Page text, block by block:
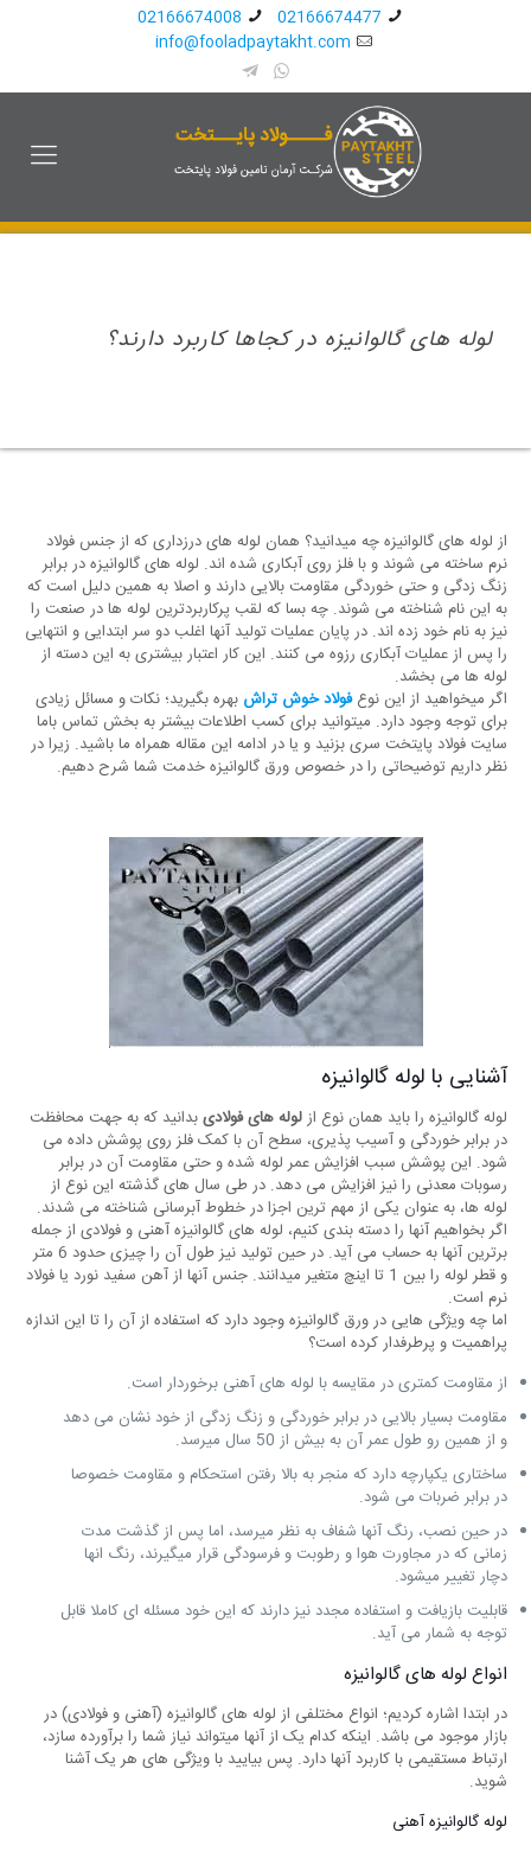
02166674477
02166674008
info@fooladpaytakht.com
لوله های گالوانیزه در کجاها کاربرد دارند؟
از لوله های گالوانیزه چه میدانید؟ همان لوله های درزداری که از جنس فولاد
نرم ساخته می شوند و با فلز روی آبکاری شده اند. لوله های گالوانیزه در برابر
زنگ زدگی و حتی خوردگی مقاومت بالایی دارند و اصلا به همین دلیل است که
به این نام شناخته می شوند. چه بسا که لقب پرکاربردترین لوله ها در صنعت را
نیز به نام خود زده اند. در پایان عملیات تولید آنها اغلب دو سر ابتدایی و انتهایی
را پس از عملیات آبکاری رزوه می کنند. این کار اعتبار بیشتری به این دسته از
لوله ها می بخشد.
اگر میخواهید از این نوعفولاد خوش تراش بهره بگیرید؛ نکات و مسائل زیادی
برای توجه وجود دارد. میتوانید برای کسب اطلاعات بیشتر به بخش تماس باما
سایت فولاد پایتخت سری بزنید و یا در ادامه این مقاله همراه ما باشید. زیرا در
نظر داریم توضیحاتی را در خصوص ورق گالوانیزه خدمت شما شرح دهیم.
آشنایی با لوله گالوانیزه
لوله گالوانیزه را باید همان نوع ازلوله های فولادیبدانید که به جهت محافظت
در برابر خوردگی و آسیب پذیری، سطح آن با کمک فلز روی پوشش داده می
شود. این پوشش سبب افزایش عمر لوله شده و حتی مقاومت آن در برابر
رسوبات معدنی را نیز افزایش می دهد. در طی سال های گذشته این نوع از
لوله ها، به عنوان یکی از مهم ترین اجزا در خطوط آبرسانی شناخته می شدند.
اگر بخواهیم آنها را دسته بندی کنیم، لوله های گالوانیزه آهنی و فولادی از جمله
برترین آنها به حساب می آید. در حین تولید نیز طول آن را چیزی حدود 6 متر
و قطر لوله را بین 1 تا اینچ متغیر میدانند. جنس آنها از آهن سفید نورد یا فولاد
نرم است.
اما چه ویژگی هایی در ورق گالوانیزه وجود دارد که استفاده از آن را تا این اندازه
پراهمیت و پرطرفدار کرده است؟
از مقاومت کمتری در مقایسه با لوله های آهنی برخوردار است.
مقاومت بسیار بالایی در برابر خوردگی و زنگ زدگی از خود نشان می دهد
و از همین رو طول عمر آن به بیش از 50 سال میرسد.
ساختاری یکپارچه دارد که منجر به بالا رفتن استحکام و مقاومت خصوصا
در برابر ضربات می شود.
در حین نصب، رنگ آنها شفاف به نظر میرسد، اما پس از گذشت مدت
زمانی که در مجاورت هوا و رطوبت و فرسودگی قرار میگیرند، رنگ انها
دچار تغییر میشود.
قابلیت بازیافت و استفاده مجدد نیز دارند که این خود مسئله ای کاملا قابل
توجه به شمار می آید.
انواع لوله های گالوانیزه
در ابتدا اشاره کردیم؛ انواع مختلفی از لوله های گالوانیزه (آهنی و فولادی) در
بازار موجود می باشد. اینکه کدام یک از آنها میتواند نیاز شما را برآورده سازد،
ارتباط مستقیمی با کاربرد آنها دارد. پس بیایید با ویژگی های هر یک آشنا
شوید.
لوله گالوانیزه آهنی